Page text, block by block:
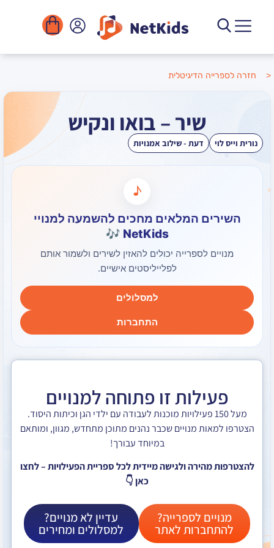
שיר – בואו ונקיש
דעת - שילוב אמנויות
המלאים מחכים להשמעה למנויי
לספרייה יכולים להאזין לשירים ולשמור אותם
לפלייליסטים אישיים.
זו פתוחה למנויים
150 פעילויות מוכנות לעבודה עם ילדי הגן וכיתות היסוד.
מנויים שכבר נהנים מתוכן מתחדש, מגוון, ומותאם
ולגישה מיידית לכל ספריית הפעילויות – לחצו
לספרייה?
לאתר
עדיין לא מנויים?
למסלולים ומחירים